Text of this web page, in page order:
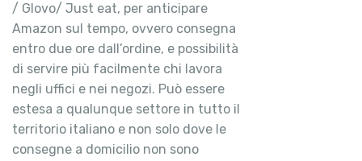
/ Glovo/ Just eat, per anticipare
Amazon sul tempo, ovvero consegna
entro due ore dall’ordine, e possibilità
di servire più facilmente chi lavora
negli uffici e nei negozi. Può essere
estesa a qualunque settore in tutto il
territorio italiano e non solo dove le
consegne a domicilio non sono